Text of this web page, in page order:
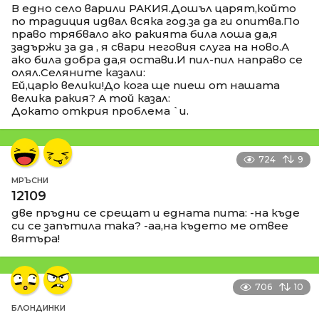
В едно село варили РАКИЯ.Дошъл царят,който
по традиция идвал всяка год.за да ги опитва.По
право трябвало ако ракията била лоша да,я
задържи за да , я свари неговия слуга на ново.А
ако била добра да,я остави.И пил-пил направо се
олял.Селяните казали:
Ей,царю велики!До кога ще пиеш от нашата
велика ракия? А той казал:
Докато открия проблема `и.
724 9
МРЪСНИ
12109
две пръдни се срещат и едната пита: -на къде
си се запътила така? -аа,на където ме отвее
вятъра!
706 10
БЛОНДИНКИ